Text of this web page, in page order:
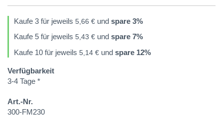
Kaufe 3 für jeweils 5,66 € und spare 3%
Kaufe 5 für jeweils 5,43 € und spare 7%
Kaufe 10 für jeweils 5,14 € und spare 12%
Verfügbarkeit
3-4 Tage *
Art.-Nr.
300-FM230